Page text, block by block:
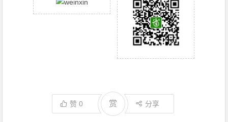
赞0 赏 分享